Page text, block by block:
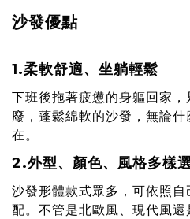
沙發優點
1.柔軟舒適、坐躺輕鬆
下班後拖著疲憊的身軀回家
廢，蓬鬆綿軟的沙發，無論
在。
2.外型、顏色、風格多樣
沙發形體款式眾多，可依照
配。不管是北歐風、現代風